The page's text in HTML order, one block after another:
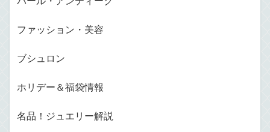
ファッション・美容
ブシュロン
ホリデー＆福袋情報
名品！ジュエリー解説